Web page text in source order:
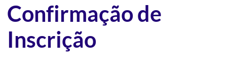
Confirmação de
Inscrição